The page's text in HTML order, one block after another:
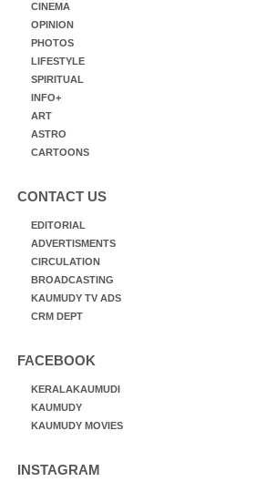
CINEMA
OPINION
PHOTOS
LIFESTYLE
SPIRITUAL
INFO+
ART
ASTRO
CARTOONS
CONTACT US
EDITORIAL
ADVERTISMENTS
CIRCULATION
BROADCASTING
KAUMUDY TV ADS
CRM DEPT
FACEBOOK
KERALAKAUMUDI
KAUMUDY
KAUMUDY MOVIES
INSTAGRAM